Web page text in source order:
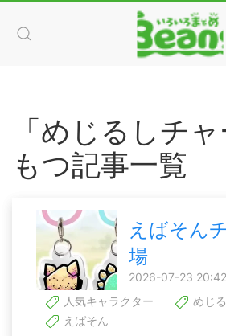
「めじるしチ
もつ記事一覧
えばそん
場
2026-07-23
人気キャラクター
めじ
えばそん